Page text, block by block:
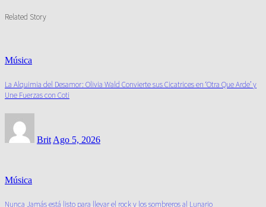
Related Story
Música
La Alquimia del Desamor: Olivia Wald Convierte sus Cicatrices en ‘Otra Que Arde’ y
Une Fuerzas con Coti
Brit Ago 5, 2026
Música
Nunca Jamás está listo para llevar el rock y los sombreros al Lunario